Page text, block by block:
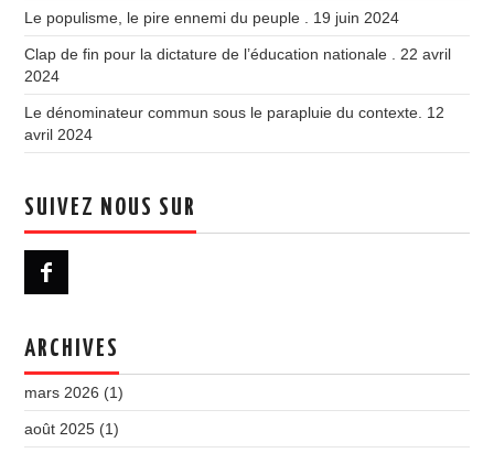
Le populisme, le pire ennemi du peuple . 19 juin 2024
Clap de fin pour la dictature de l’éducation nationale .
22 avril
2024
Le dénominateur commun sous le parapluie du contexte. 12
avril 2024
SUIVEZ NOUS SUR
ARCHIVES
mars 2026 (1)
août 2025 (1)